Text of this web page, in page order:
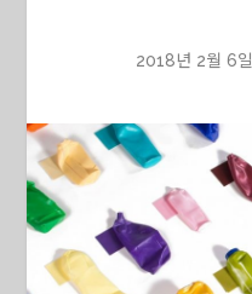
2018년 2월 6일